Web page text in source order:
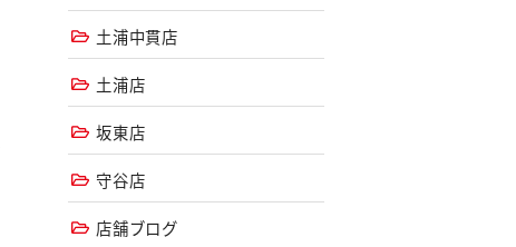
土浦中貫店
土浦店
坂東店
守谷店
店舗ブログ